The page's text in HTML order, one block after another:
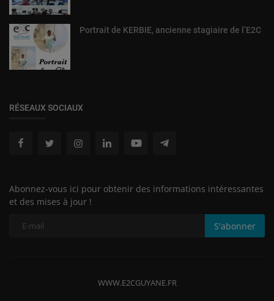
Portrait de KERBIE, ancienne stagiaire de l’E2C
RÉSEAUX SOCIAUX
Abonnez-vous ici pour obtenir des informations intéressantes
et des mises à jour !
S'abonner
WWW.E2CGUYANE.FR